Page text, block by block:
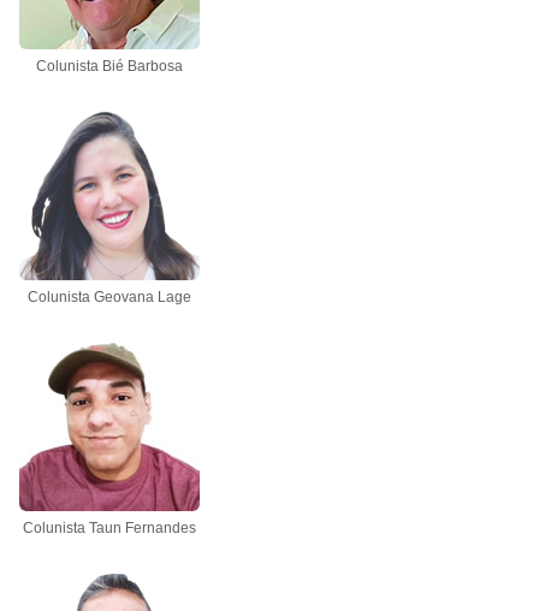
Colunista Bié Barbosa
Colunista Geovana Lage
Colunista Taun Fernandes